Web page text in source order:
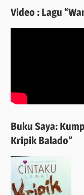
Video : Lagu
Buku Saya:
Kripik Balado”